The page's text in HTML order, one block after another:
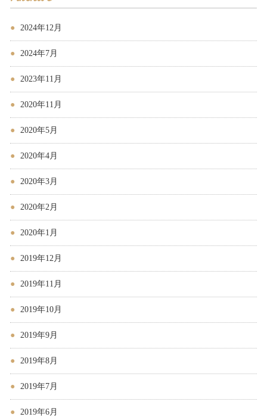
2024年12月
2024年7月
2023年11月
2020年11月
2020年5月
2020年4月
2020年3月
2020年2月
2020年1月
2019年12月
2019年11月
2019年10月
2019年9月
2019年8月
2019年7月
2019年6月